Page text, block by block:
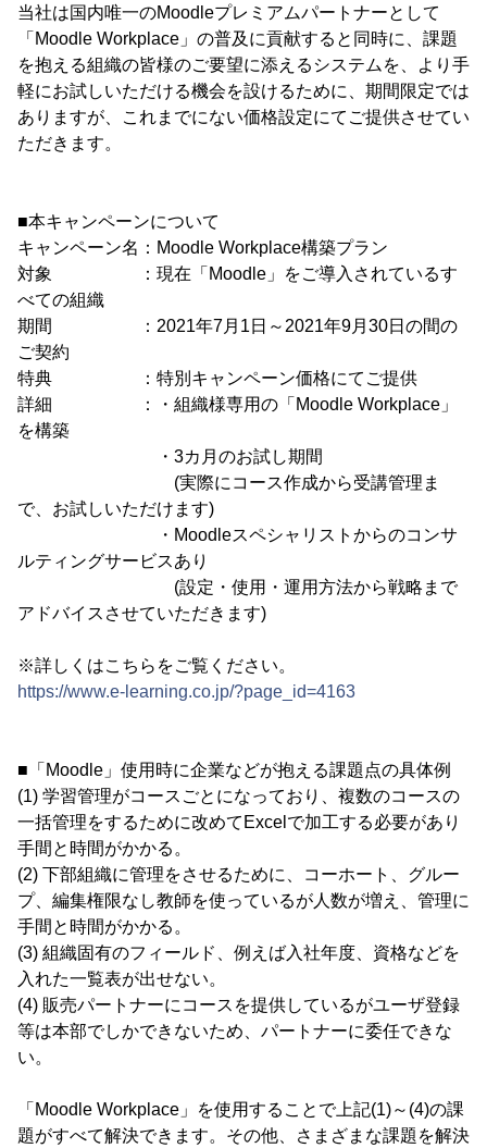
当社は国内唯一のMoodleプレミアムパートナーとして
「Moodle Workplace」の普及に貢献すると同時に、課題
を抱える組織の皆様のご要望に添えるシステムを、より手
軽にお試しいただける機会を設けるために、期間限定では
ありますが、これまでにない価格設定にてご提供させてい
ただきます。
■本キャンペーンについて
キャンペーン名：Moodle Workplace構築プラン
対象 ：現在「Moodle」をご導入されているす
べての組織
期間 ：2021年7月1日～2021年9月30日の間の
ご契約
特典 ：特別キャンペーン価格にてご提供
詳細 ：・組織様専用の「Moodle Workplace」
を構築
・3カ月のお試し期間
(実際にコース作成から受講管理ま
で、お試しいただけます)
・Moodleスペシャリストからのコンサ
ルティングサービスあり
(設定・使用・運用方法から戦略まで
アドバイスさせていただきます)
※詳しくはこちらをご覧ください。
https://www.e-learning.co.jp/?page_id=4163
■「Moodle」使用時に企業などが抱える課題点の具体例
(1) 学習管理がコースごとになっており、複数のコースの
一括管理をするために改めてExcelで加工する必要があり
手間と時間がかかる。
(2) 下部組織に管理をさせるために、コーホート、グルー
プ、編集権限なし教師を使っているが人数が増え、管理に
手間と時間がかかる。
(3) 組織固有のフィールド、例えば入社年度、資格などを
入れた一覧表が出せない。
(4) 販売パートナーにコースを提供しているがユーザ登録
等は本部でしかできないため、パートナーに委任できな
い。
「Moodle Workplace」を使用することで上記(1)～(4)の課
題がすべて解決できます。その他、さまざまな課題を解決